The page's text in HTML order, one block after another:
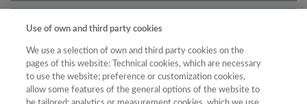
Categorías: Historia
Año
Use of own and third party cookies
We use a selection of own and third party cookies on the
pages of this website: Technical cookies, which are necessary
to use the website; preference or customization cookies,
allow some features of the general options of the website to